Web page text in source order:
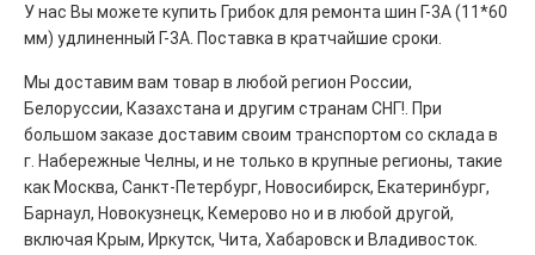
У нас Вы можете купить Грибок для ремонта шин Г-3А (11*60
мм) удлиненный Г-3А. Поставка в кратчайшие сроки.
Мы доставим вам товар в любой регион России,
Белоруссии, Казахстана и другим странам СНГ!. При
большом заказе доставим своим транспортом со склада в
г. Набережные Челны, и не только в крупные регионы, такие
как Москва, Санкт-Петербург, Новосибирск, Екатеринбург,
Барнаул, Новокузнецк, Кемерово но и в любой другой,
включая Крым, Иркутск, Чита, Хабаровск и Владивосток.